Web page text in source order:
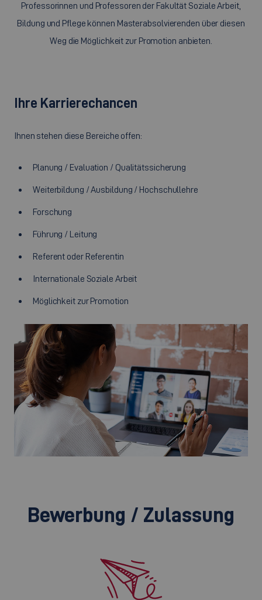
Professorinnen und Professoren der Fakultät Soziale Arbeit,
Bildung und Pflege können Masterabsolvierenden über diesen
Weg die Möglichkeit zur Promotion anbieten.
Ihre Karrierechancen
Ihnen stehen diese Bereiche offen:
Planung / Evaluation / Qualitätssicherung
Weiterbildung / Ausbildung / Hochschullehre
Forschung
Führung / Leitung
Referent oder Referentin
Internationale Soziale Arbeit
Möglichkeit zur Promotion
©
Bewerbung / Zulassung